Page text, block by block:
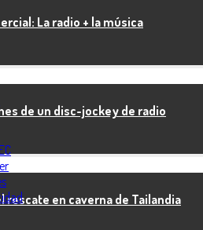
La radio + la música
de un disc-jockey de radio
rescate en caverna de Tailandia